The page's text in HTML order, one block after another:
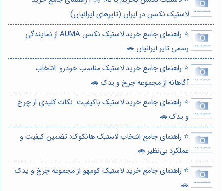
لاستیک نکسن در ایران (تایرهای ایرانیان)
⭐️ راهنمای جامع خرید لاستیک نکسن AUMA از نمایندگی
رسمی تایر ایرانیان 🚗
⭐️ راهنمای جامع خرید لاستیک مناسب خودرو: انتخاب
آگاهانه از مجموعه چرخ و یدک 🚗
⭐️ راهنمای جامع خرید لاستیک باکیفیت: نکات کلیدی از چرخ
و یدک 🚗
⭐️ راهنمای جامع انتخاب لاستیک هانکوک: تضمین کیفیت و
عملکرد بی‌نظیر 🚗
⭐️ راهنمای جامع خرید لاستیک کومهو از مجموعه چرخ و یدک
🚗